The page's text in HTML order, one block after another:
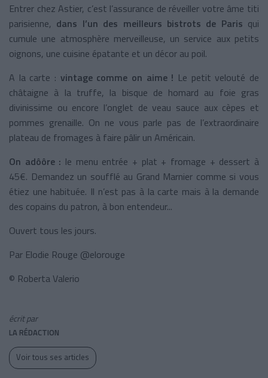
Entrer chez Astier, c’est l’assurance de réveiller votre âme titi
parisienne, dans l’un des meilleurs bistrots de Paris qui
cumule une atmosphère merveilleuse, un service aux petits
oignons, une cuisine épatante et un décor au poil.
A la carte : vintage comme on aime ! Le petit velouté de
châtaigne à la truffe, la bisque de homard au foie gras
divinissime ou encore l’onglet de veau sauce aux cèpes et
pommes grenaille. On ne vous parle pas de l’extraordinaire
plateau de fromages à faire pâlir un Américain.
On adôôre : le menu entrée + plat + fromage + dessert à
45€. Demandez un soufflé au Grand Marnier comme si vous
étiez une habituée. Il n’est pas à la carte mais à la demande
des copains du patron, à bon entendeur...
Ouvert tous les jours.
Par Elodie Rouge @elorouge
© Roberta Valerio
écrit par
LA RÉDACTION
Voir tous ses articles